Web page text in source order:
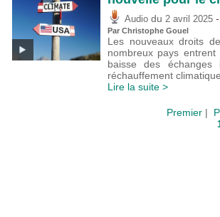
Audio du 2 avril 2025
Par Christophe Gouel
Les nouveaux droits
nombreux pays
baisse des échanges
réchauffement
Lire la suite >
Premier |